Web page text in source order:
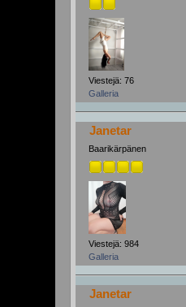
Viestejä: 76
Galleria
Janetar
Baarikärpänen
Viestejä: 984
Galleria
Janetar